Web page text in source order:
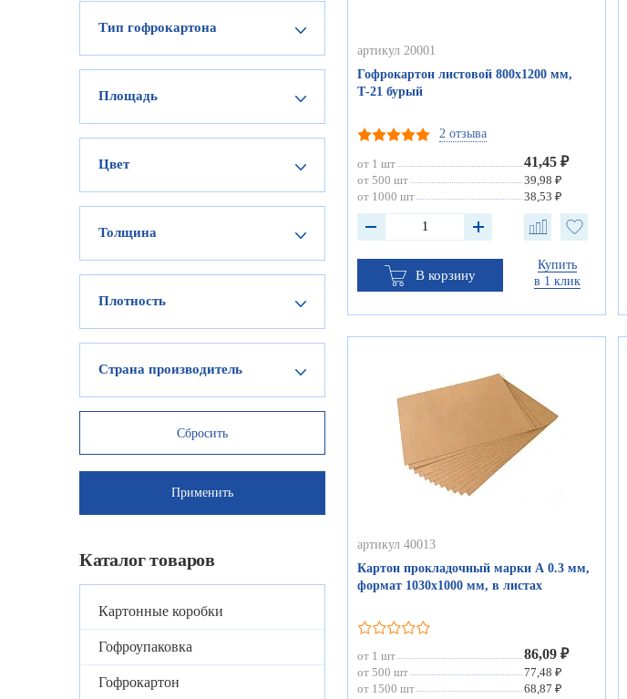
Тип гофрокартона
Площадь
Цвет
Толщина
Плотность
Страна производитель
Каталог товаров
Картонные коробки
Гофроупаковка
Гофрокартон
артикул 20001
Гофрокартон листовой 800х1200 мм,
Т-21 бурый
2 отзыва
от 1 шт 41,45 ₽
от 500 шт
39,98 ₽
от 1000 шт
38,53 ₽
В корзину
Купить
в 1 клик
артикул 40013
Картон прокладочный марки А 0.3 мм,
формат 1030х1000 мм, в листах
от 1 шт 86,09 ₽
от 500 шт
77,48 ₽
от 1500 шт
68,87 ₽